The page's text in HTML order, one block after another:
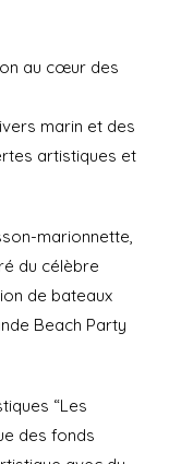
au cœur des
marin et des
artistiques et
marionnette,
du célèbre
de bateaux
Beach Party
“Les
des fonds